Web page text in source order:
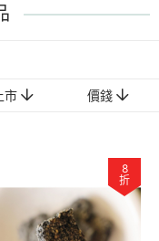
香草、甜香草、
酥
草、
市 價錢
8
折